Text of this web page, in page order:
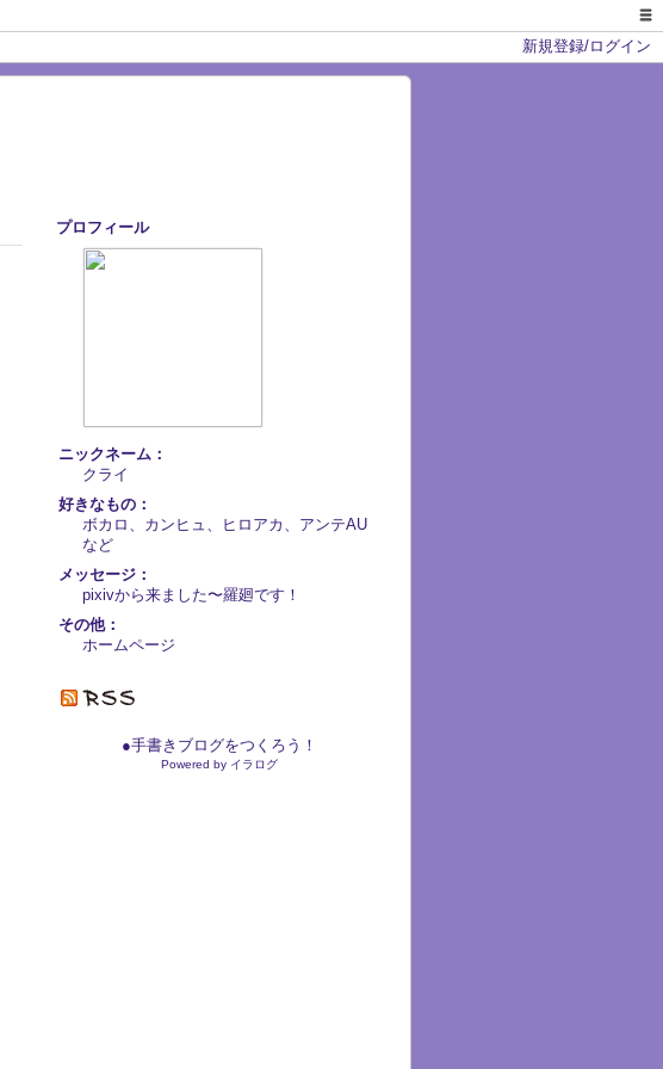
新規登録/ログイン
プロフィール
ニックネーム：
クライ
好きなもの：
ボカロ、カンヒュ、ヒロアカ、アンテAU
など
メッセージ：
pixivから来ました〜羅廻です！
その他：
ホームページ
●手書きブログをつくろう！
Powered by イラログ